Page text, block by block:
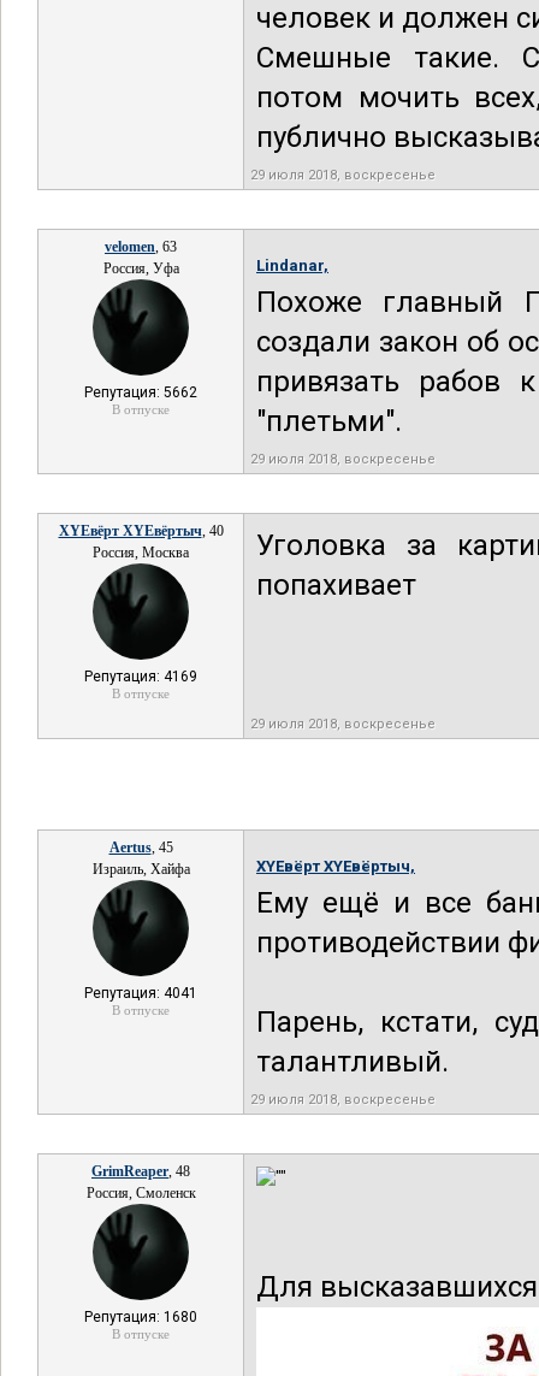
человек и должен
Смешные такие.
потом мочить
публично
29 июля 2018, воскресенье
velomen, 63
Россия, Уфа
Репутация: 5662
В отпуске
Lindanar,
Похоже главный
создали закон об
привязать рабов
"плетьми".
29 июля 2018, воскресенье
XYEвёрт XYEвёртыч, 40
Россия, Москва
Репутация: 4169
В отпуске
Уголовка за
попахивает
29 июля 2018, воскресенье
Aertus, 45
Израиль, Хайфа
Репутация: 4041
В отпуске
XYEвёрт XYEвёртыч,
Ему ещё и все
противодействии
Парень, кстати,
талантливый.
29 июля 2018, воскресенье
GrimReaper, 48
Россия, Смоленск
Репутация: 1680
В отпуске
Для